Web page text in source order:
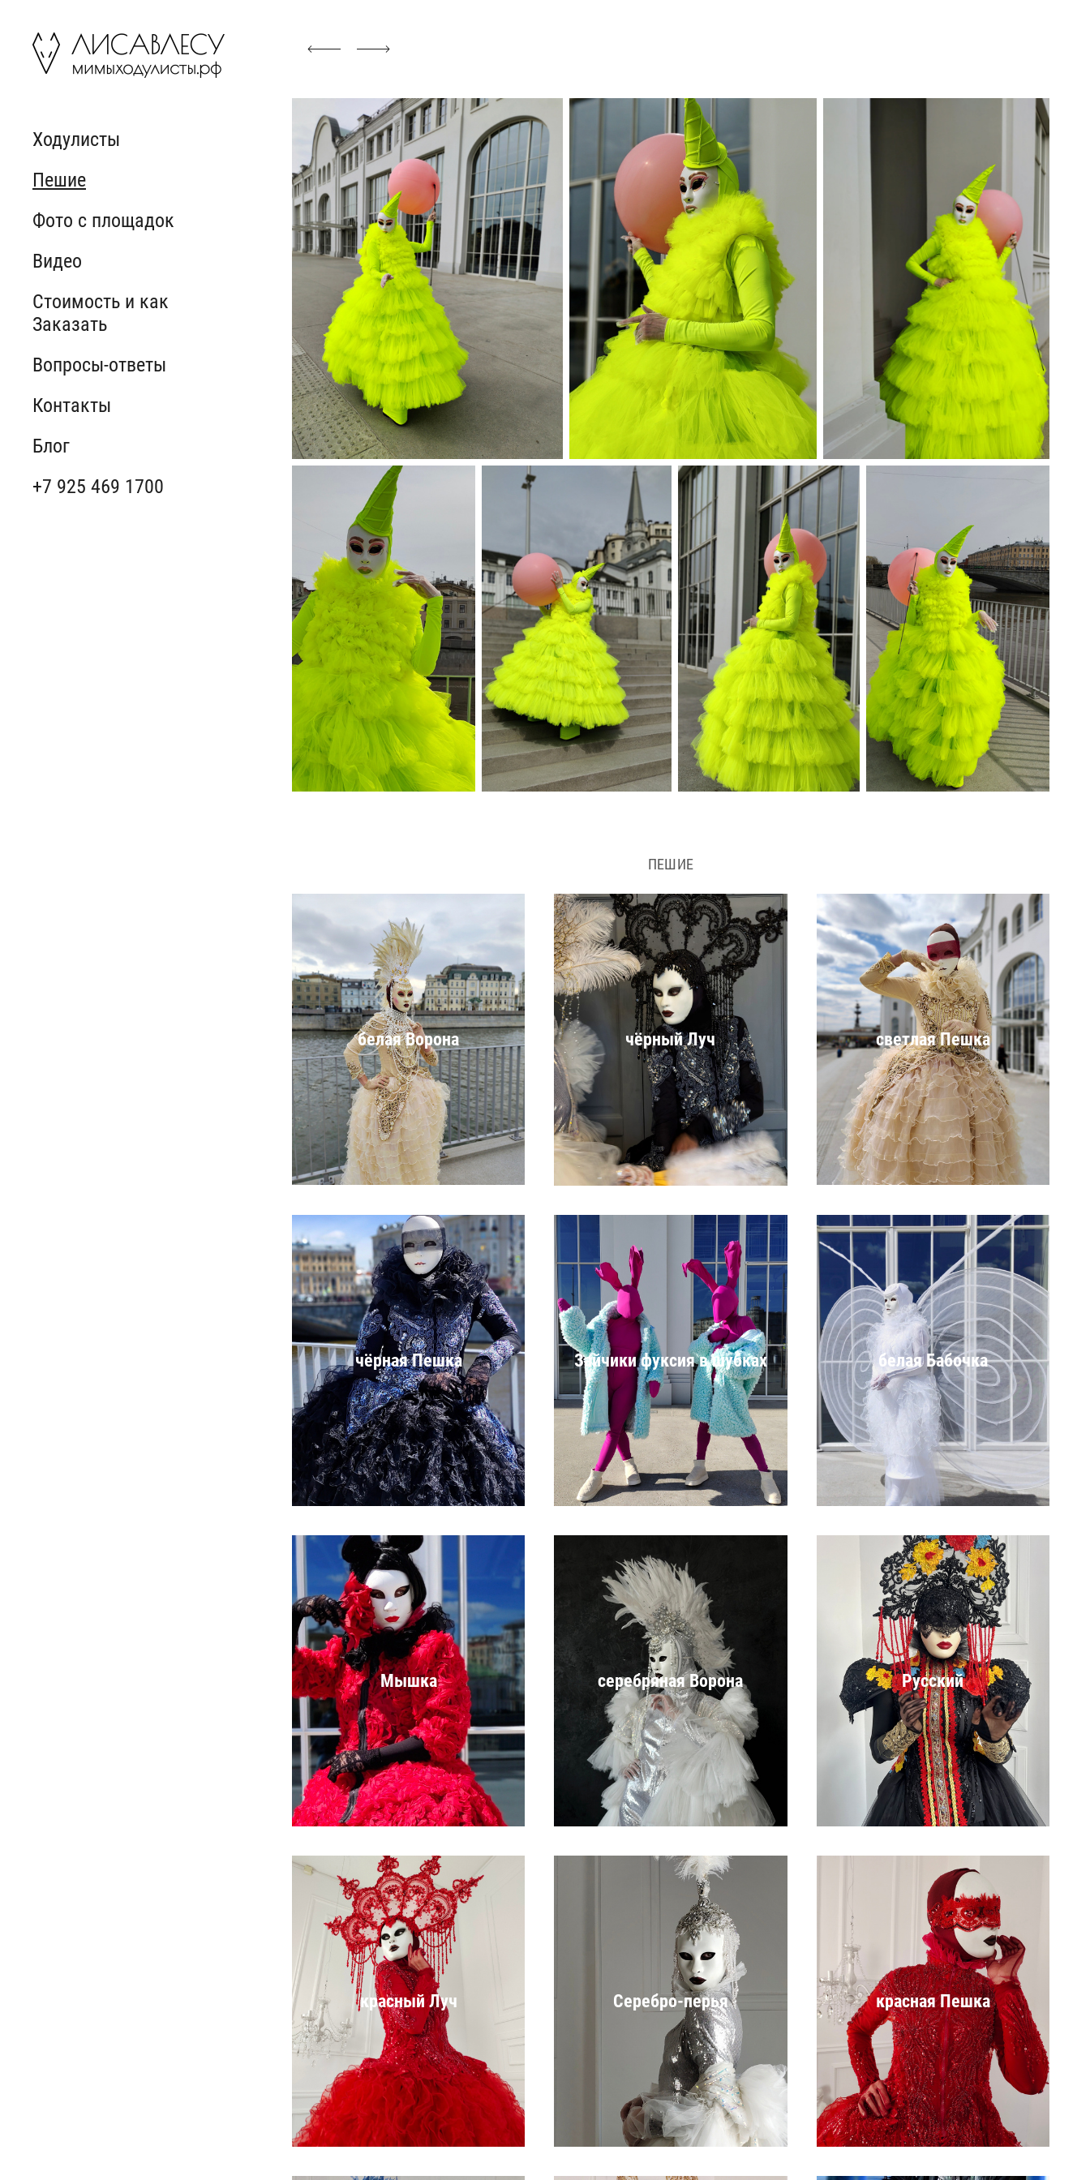
Ходулисты
Пешие
Фото с площадок
Видео
Стоимость и как
Заказать
Вопросы-ответы
Контакты
Блог
+7 925 469 1700
ПЕШИЕ
белая Ворона чёрный Луч светлая Пешка
чёрная Пешка Зайчики фуксия в шубках белая Бабочка
Мышка серебряная Ворона Русский
красный Луч Серебро-перья красная Пешка